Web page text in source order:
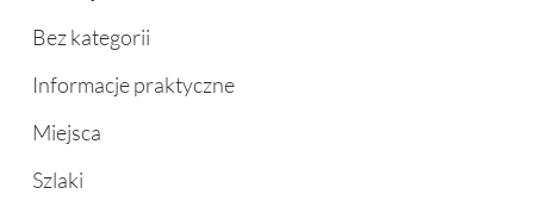
Bez kategorii
Informacje praktyczne
Miejsca
Szlaki